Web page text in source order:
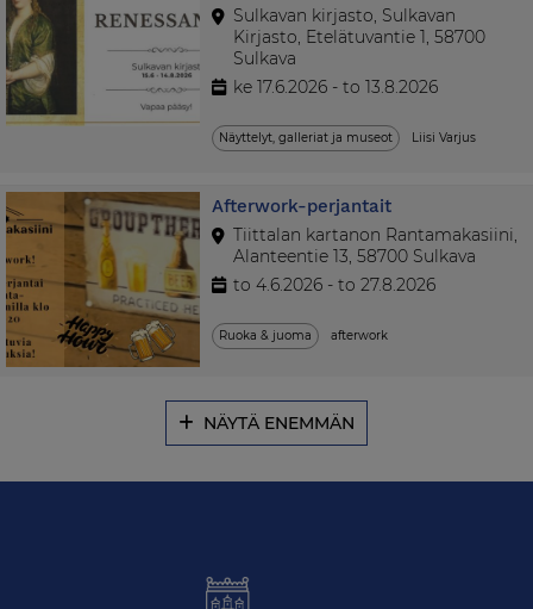
Sulkavan kirjasto, Sulkavan
Kirjasto, Etelätuvantie 1, 58700
Sulkava
ke 17.6.2026 - to 13.8.2026
Näyttelyt, galleriat ja museot Liisi Varjus
Afterwork-perjantait
Tiittalan kartanon Rantamakasiini,
Alanteentie 13, 58700 Sulkava
to 4.6.2026 - to 27.8.2026
Ruoka & juoma afterwork
NÄYTÄ ENEMMÄN